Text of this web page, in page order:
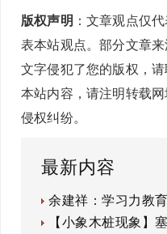
版权声明 ：文章观点仅
表本站观点。部分文章
文字侵犯了您的版权，
本站内容，请注明转载
侵权纠纷。
最新内容
余建祥：学习力教
【小象木桩现象】